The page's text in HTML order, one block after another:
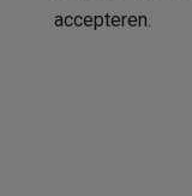
accepteren.